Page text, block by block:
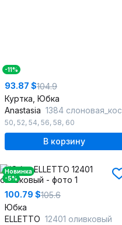
-11%
93.87 $104.9
Куртка, Юбка
Anastasia 1384 слоновая_кость
50, 52, 54, 56, 58, 60
В корзину
Новинка
-5%
100.79 $105.6
Юбка
ELLETTO 12401 оливковый